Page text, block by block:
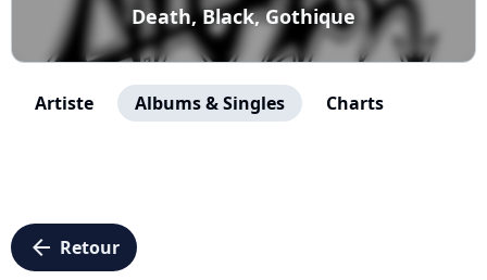
Death, Black, Gothique
Artiste Albums & Singles Charts
arrow_left Retour